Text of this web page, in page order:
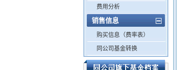
费用分析
销售信息
购买信息（费率表）
同公司基金转换